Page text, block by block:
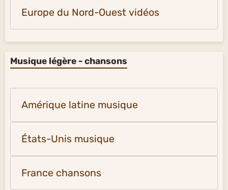
Orient et Extrême-Orient
Europe du Nord-Ouest vidéos
Musique légère - chansons